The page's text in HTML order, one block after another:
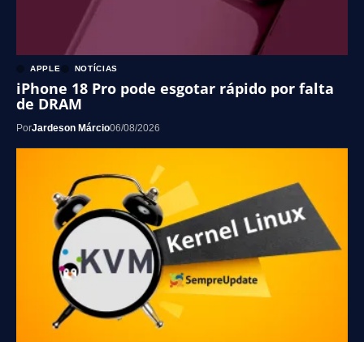
APPLE NOTÍCIAS
iPhone 18 Pro pode esgotar rápido por falta
de DRAM
PorJardeson Márcio06/08/2026